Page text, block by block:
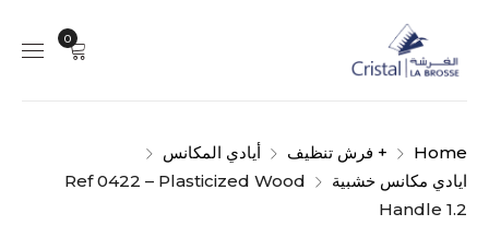
0
Home + فرش تنظيف
أيادي المكانس
ايادي مكانس خشبية
Ref 0422 – Plasticized Wood
Handle 1.2